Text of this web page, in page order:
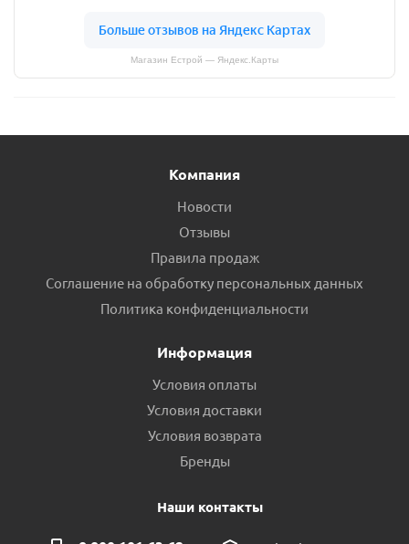
Магазин Естрой — Яндекс.Карты
Компания
Новости
Отзывы
Правила продаж
Соглашение на обработку персональных данных
Политика конфиденциальности
Информация
Условия оплаты
Условия доставки
Условия возврата
Бренды
Наши контакты